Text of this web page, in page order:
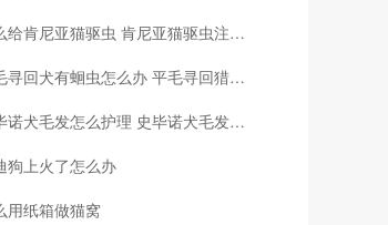
怎么给肯尼亚猫驱虫 肯尼亚猫驱虫注意事项
平毛寻回犬有蛔虫怎么办 平毛寻回猎犬蛔虫治疗方法
史毕诺犬毛发怎么护理 史毕诺犬毛发护理方法
狗上火了怎么办
用纸箱做猫窝